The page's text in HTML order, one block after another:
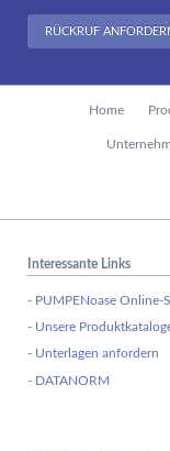
RÜCKRUF
Home
Interessante Links
- PUMPENoase Online-
- Unsere
- Unterlagen anfordern
- DATANORM